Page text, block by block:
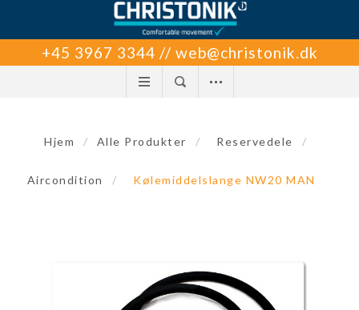
+45 3967 3344 // web@christonik.dk
Hjem / Alle Produkter / Reservedele /
Aircondition / Kølemiddelslange NW20 MAN